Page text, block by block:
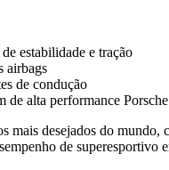
estabilidade e tração
airbags
de condução
de alta performance Porsche
mais desejados do mundo,
de superesportivo